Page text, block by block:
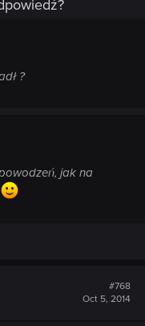
?
jak na
#768
Oct 5, 2014